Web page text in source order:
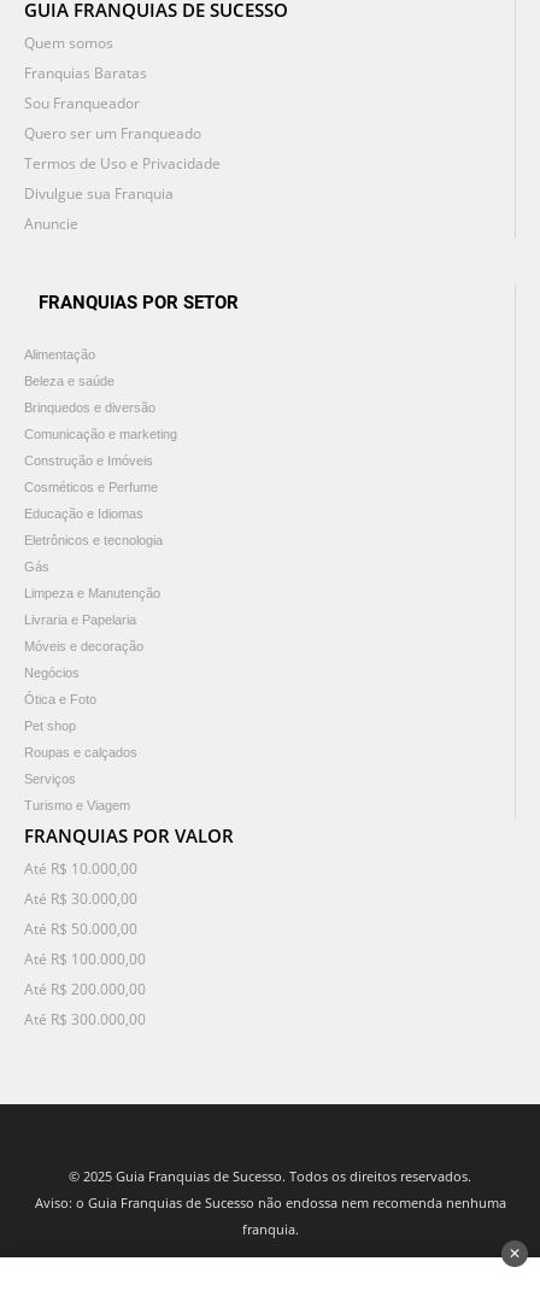
GUIA FRANQUIAS DE SUCESSO
Quem somos
Franquias Baratas
Sou Franqueador
Quero ser um Franqueado
Termos de Uso e Privacidade
Divulgue sua Franquia
Anuncie
FRANQUIAS POR SETOR
Alimentação
Beleza e saúde
Brinquedos e diversão
Comunicação e marketing
Construção e Imóveis
Cosméticos e Perfume
Educação e Idiomas
Eletrônicos e tecnologia
Gás
Limpeza e Manutenção
Livraria e Papelaria
Móveis e decoração
Negócios
Ótica e Foto
Pet shop
Roupas e calçados
Serviços
Turismo e Viagem
FRANQUIAS POR VALOR
Até R$ 10.000,00
Até R$ 30.000,00
Até R$ 50.000,00
Até R$ 100.000,00
Até R$ 200.000,00
Até R$ 300.000,00
© 2025 Guia Franquias de Sucesso. Todos os direitos reservados.
Aviso: o Guia Franquias de Sucesso não endossa nem recomenda nenhuma
franquia.
✕